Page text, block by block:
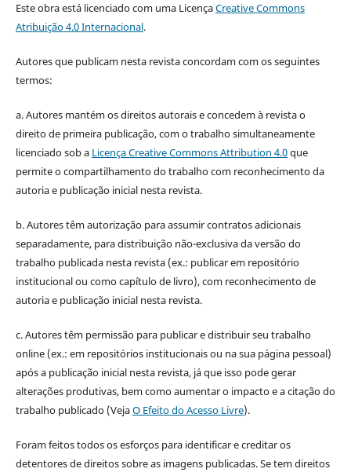
Este obra está licenciado com uma LicençaCreative Commons
Atribuição 4.0 Internacional.
Autores que publicam nesta revista concordam com os seguintes
termos:
a. Autores mantém os direitos autorais e concedem à revista o
direito de primeira publicação, com o trabalho simultaneamente
licenciado sob a Licença Creative Commons Attribution 4.0que
permite o compartilhamento do trabalho com reconhecimento da
autoria e publicação inicial nesta revista.
b. Autores têm autorização para assumir contratos adicionais
separadamente, para distribuição não-exclusiva da versão do
trabalho publicada nesta revista (ex.: publicar em repositório
institucional ou como capítulo de livro), com reconhecimento de
autoria e publicação inicial nesta revista.
c. Autores têm permissão para publicar e distribuir seu trabalho
online (ex.: em repositórios institucionais ou na sua página pessoal)
após a publicação inicial nesta revista, já que isso pode gerar
alterações produtivas, bem como aumentar o impacto e a citação do
trabalho publicado (VejaO Efeito do Acesso Livre).
Foram feitos todos os esforços para identificar e creditar os
detentores de direitos sobre as imagens publicadas. Se tem direitos